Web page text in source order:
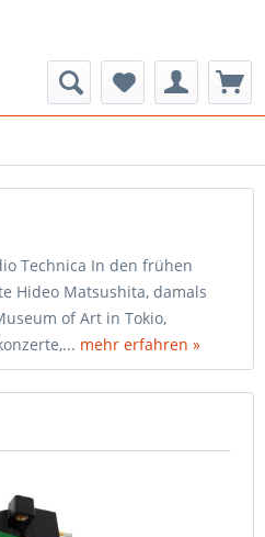
Technica In den frühen
Hideo Matsushita, damals
of Art in Tokio,
mehr erfahren »